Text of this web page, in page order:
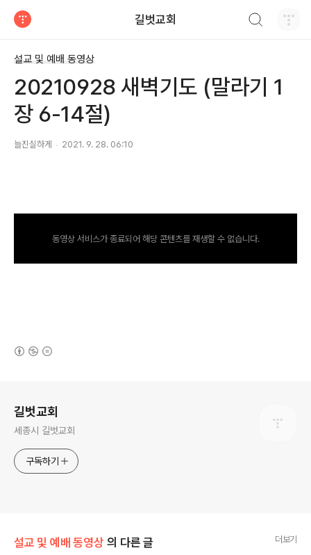
길벗교회
설교 및 예배 동영상
20210928 새벽기도 (말라기 1
장 6-14절)
늘진실하게 2021. 9. 28. 06:10
동영상 서비스가 종료되어 해당 콘텐츠를 재생할 수 없습니다.
길벗교회
세종시 길벗교회
구독하기
설교 및 예배 동영상 의 다른 글 더보기